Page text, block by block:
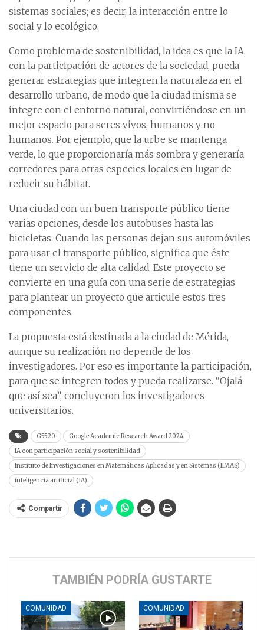
sistemas sociales; es decir, la interacción entre lo
social y lo ecológico.
Como problema de sostenibilidad, la idea es que la IA,
con la participación de actores de la sociedad, pueda
generar estrategias que integren la naturaleza en el
desarrollo urbano, de modo que la ciudad misma se
integre con el entorno natural, convirtiéndose en un
mejor espacio para seres vivos, humanos y no
humanos. Por ejemplo, que la urbe se mantenga
verde, lo que proporcionaría más sombra y generaría
corredores para otras especies locales en lugar de
reducir su hábitat.
Una ciudad con un buen transporte público tiene
varias opciones, desde los autobuses hasta las
bicicletas. Cuando las personas dejan sus automóviles
para usar el transporte público, significa que éste
tiene un servicio de alta calidad. Este proyecto se
convierte en una guía con una serie de estrategias
para plantear un proyecto que articule estos tres
componentes.
La propuesta está destinada a la ciudad de Mérida,
aunque su realización no depende de los
investigadores. Por eso es importante la participación,
para que se integren todos y pueda realizarse. “Ojalá
que así sea”, concluyeron los investigadores
universitarios.
G5520
Google Academic Research Award 2024
IA con participación social y sostenibilidad
Instituto de Investigaciones en Matemáticas Aplicadas y en Sistemas (IIMAS)
inteligencia artificial (IA)
Compartir
TAMBIÉN PODRÍA GUSTARTE
COMUNIDAD COMUNIDAD